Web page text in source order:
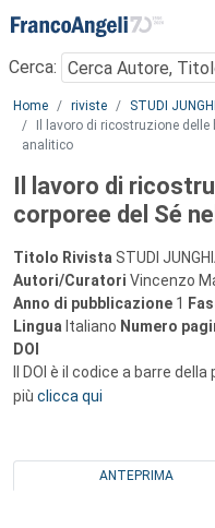
Menu
Cerca:
Main content
Home riviste STUDI
Il lavoro di ricostruzione
analitico
Il lavoro di
corporee del Sé
Titolo Rivista STUDI
Autori/Curatori Vincenzo
Anno di pubblicazione 1
Lingua Italiano Numero
DOI
Il DOI è il codice a barre
più clicca qui
ANTEPRIMA